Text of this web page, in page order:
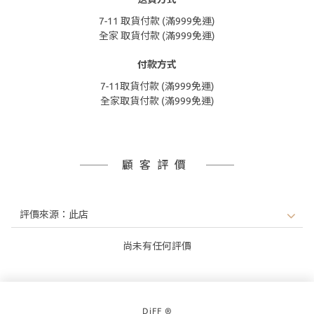
7-11 取貨付款 (滿999免運)
全家 取貨付款 (滿999免運)
付款方式
7-11取貨付款 (滿999免運)
全家取貨付款 (滿999免運)
顧客評價
尚未有任何評價
DiFF ®